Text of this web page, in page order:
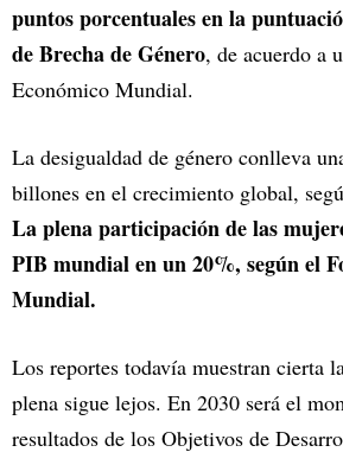
puntos porcentuales en la
de Brecha de Género, de acuerdo a
Económico Mundial.
La desigualdad de género conlleva
billones en el crecimiento global,
La plena participación de las
PIB mundial en un 20%, según el
Mundial.
Los reportes todavía muestran cierta
plena sigue lejos. En 2030 será el
resultados de los Objetivos de